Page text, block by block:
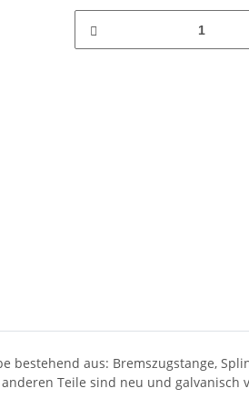
bestehend aus: Bremszugstange,
Teile sind neu und galvanisch